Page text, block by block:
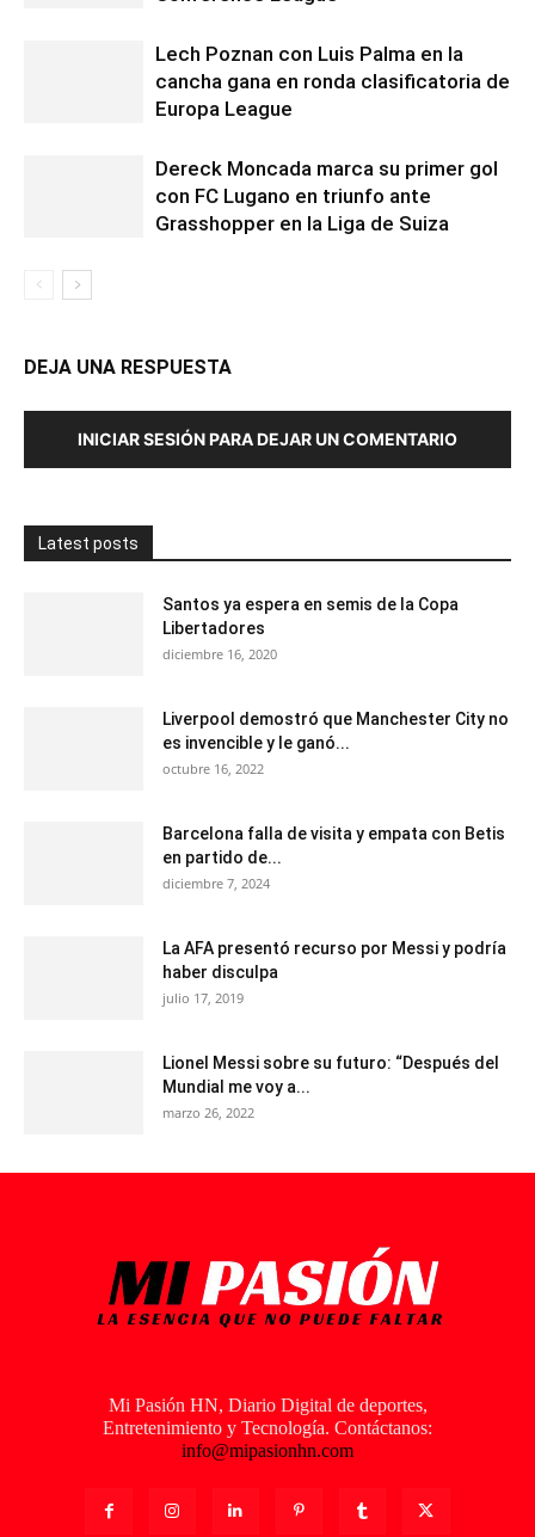
Lech Poznan con Luis Palma en la
cancha gana en ronda clasificatoria de
Europa League
Dereck Moncada marca su primer gol
con FC Lugano en triunfo ante
Grasshopper en la Liga de Suiza
DEJA UNA RESPUESTA
INICIAR SESIÓN PARA DEJAR UN COMENTARIO
Latest posts
Santos ya espera en semis de la Copa
Libertadores
diciembre 16, 2020
Liverpool demostró que Manchester City no
es invencible y le ganó...
octubre 16, 2022
Barcelona falla de visita y empata con Betis
en partido de...
diciembre 7, 2024
La AFA presentó recurso por Messi y podría
haber disculpa
julio 17, 2019
Lionel Messi sobre su futuro: “Después del
Mundial me voy a...
marzo 26, 2022
Mi Pasión HN, Diario Digital de deportes,
Entretenimiento y Tecnología. Contáctanos:
info@mipasionhn.com